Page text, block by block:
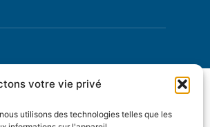
votre vie privé
utilisons des technologies telles que les